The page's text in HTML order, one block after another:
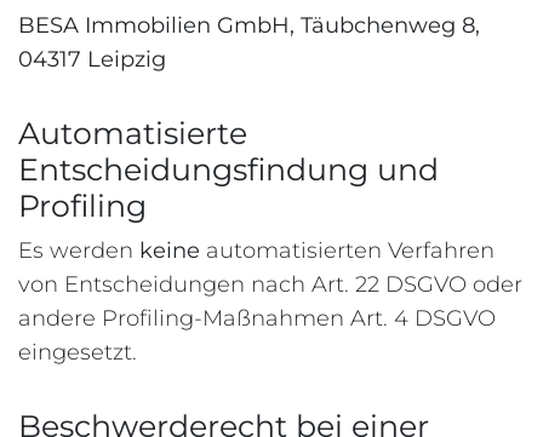
BESA Immobilien GmbH, Täubchenweg 8,
04317 Leipzig
Automatisierte
Entscheidungsfindung und
Profiling
Es werden keine automatisierten Verfahren
von Entscheidungen nach Art. 22 DSGVO oder
andere Profiling-Maßnahmen Art. 4 DSGVO
eingesetzt.
Beschwerderecht bei einer